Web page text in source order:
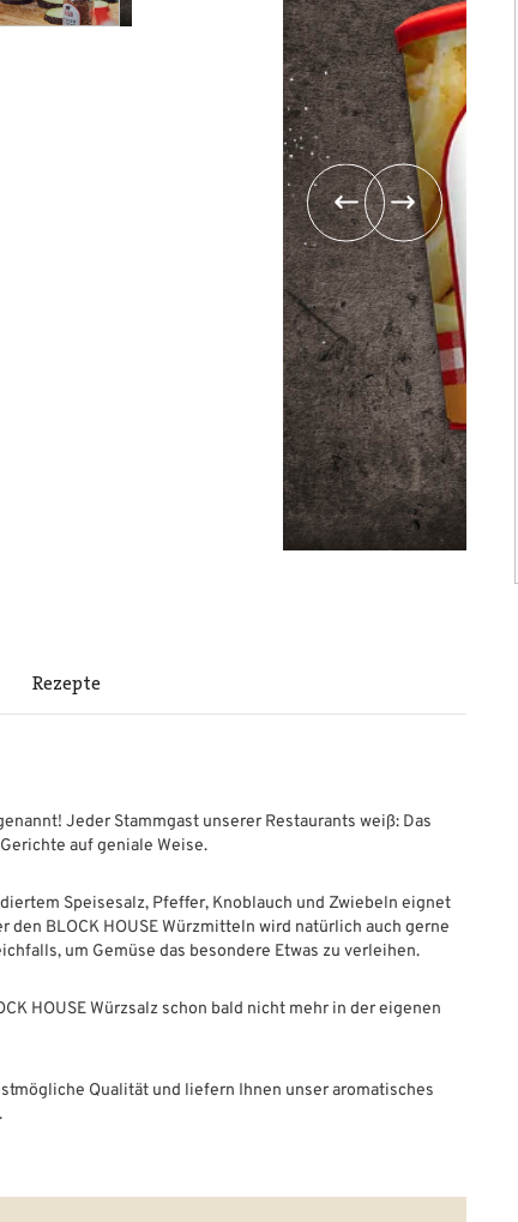
Rezepte
Jeder Stammgast unserer Restaurants weiß: Das
auf geniale Weise.
Speisesalz, Pfeffer, Knoblauch und Zwiebeln eignet
BLOCK HOUSE Würzmitteln wird natürlich auch gerne
um Gemüse das besondere Etwas zu verleihen.
HOUSE Würzsalz schon bald nicht mehr in der eigenen
Qualität und liefern Ihnen unser aromatisches